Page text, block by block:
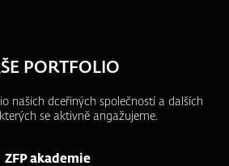
PORTFOLIO
našich dceřiných společností a dalších
se aktivně angažujeme.
ZFP akademie